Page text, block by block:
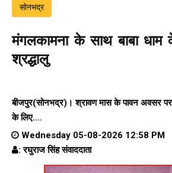
सोनभद्र
मंगलकामना के साथ बाबा धाम
श्रद्धालु
बीजपुर(सोनभद्र)। श्रावण मास के पावन अवसर पर
के लिए....
Wednesday 05-08-2026 12:58 PM
: रघुराज सिंह संवाददाता